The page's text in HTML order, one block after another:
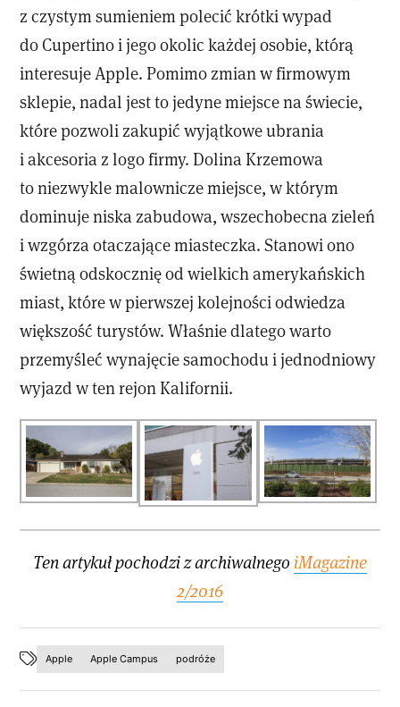
z czystym sumieniem polecić krótki wypad
do Cupertino i jego okolic każdej osobie, którą
interesuje Apple. Pomimo zmian w firmowym
sklepie, nadal jest to jedyne miejsce na świecie,
które pozwoli zakupić wyjątkowe ubrania
i akcesoria z logo firmy. Dolina Krzemowa
to niezwykle malownicze miejsce, w którym
dominuje niska zabudowa, wszechobecna zieleń
i wzgórza otaczające miasteczka. Stanowi ono
świetną odskocznię od wielkich amerykańskich
miast, które w pierwszej kolejności odwiedza
większość turystów. Właśnie dlatego warto
przemyśleć wynajęcie samochodu i jednodniowy
wyjazd w ten rejon Kalifornii.
Ten artykuł pochodzi z archiwalnego iMagazine
2/2016
Apple Apple Campus podróże